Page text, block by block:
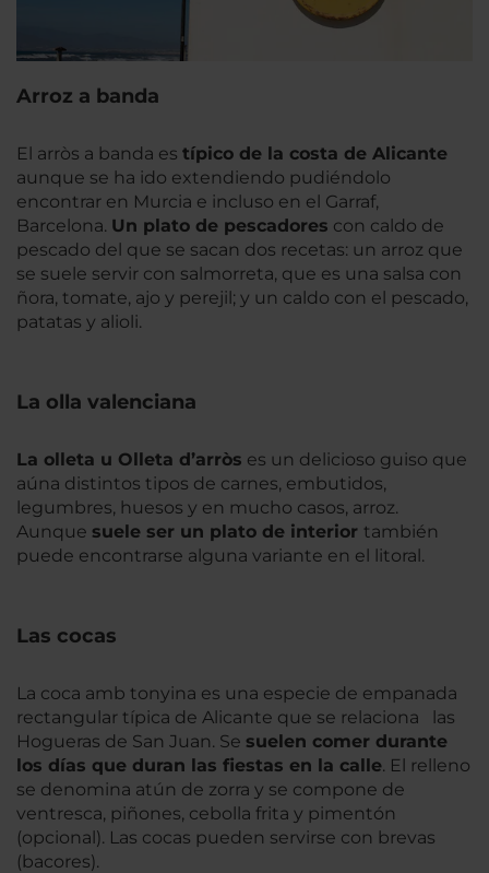
Arroz a banda
El arròs a banda es típico de la costa de Alicante
aunque se ha ido extendiendo pudiéndolo
encontrar en Murcia e incluso en el Garraf,
Barcelona. Un plato de pescadores con caldo de
pescado del que se sacan dos recetas: un arroz que
se suele servir con salmorreta, que es una salsa con
ñora, tomate, ajo y perejil; y un caldo con el pescado,
patatas y alioli.
La olla valenciana
La olleta u Olleta d’arròs es un delicioso guiso que
aúna distintos tipos de carnes, embutidos,
legumbres, huesos y en mucho casos, arroz.
Aunque suele ser un plato de interior también
puede encontrarse alguna variante en el litoral.
Las cocas
La coca amb tonyina es una especie de empanada
rectangular típica de Alicante que se relaciona las
Hogueras de San Juan. Se suelen comer durante
los días que duran las fiestas en la calle. El relleno
se denomina atún de zorra y se compone de
ventresca, piñones, cebolla frita y pimentón
(opcional). Las cocas pueden servirse con brevas
(bacores).